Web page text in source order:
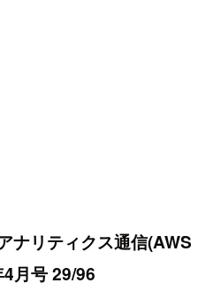
ナリティクス通信(AWS
月号 29/96